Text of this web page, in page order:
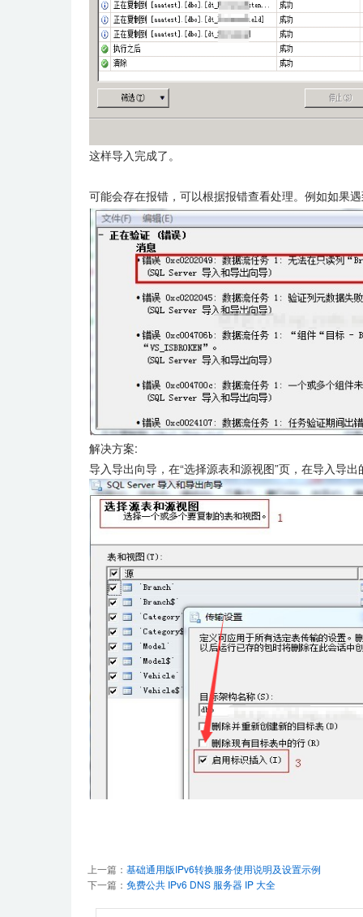
这样导入完成了。
可能会存在报错，可以根据报错查看处理。例如如果
解决方案:
导入导出向导，在“选择源表和源视图”页，在导入导
上一篇： 基础通用版IPv6转换服务使用说明及设置示例
下一篇： 免费公共 IPv6 DNS 服务器 IP 大全